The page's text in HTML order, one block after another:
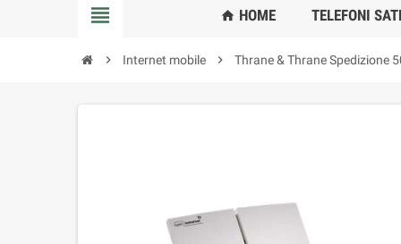
view_headline home HOME TELEFONI
chevron_right Internet mobile chevron_right Thrane & Thrane Spedizione